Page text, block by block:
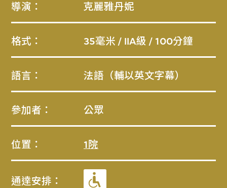
導演： 克麗雅丹妮
格式： 35毫米 / IIA級 / 100分鐘
語言： 法語（輔以英文字幕）
參加者： 公眾
位置： 1院
通達安排：